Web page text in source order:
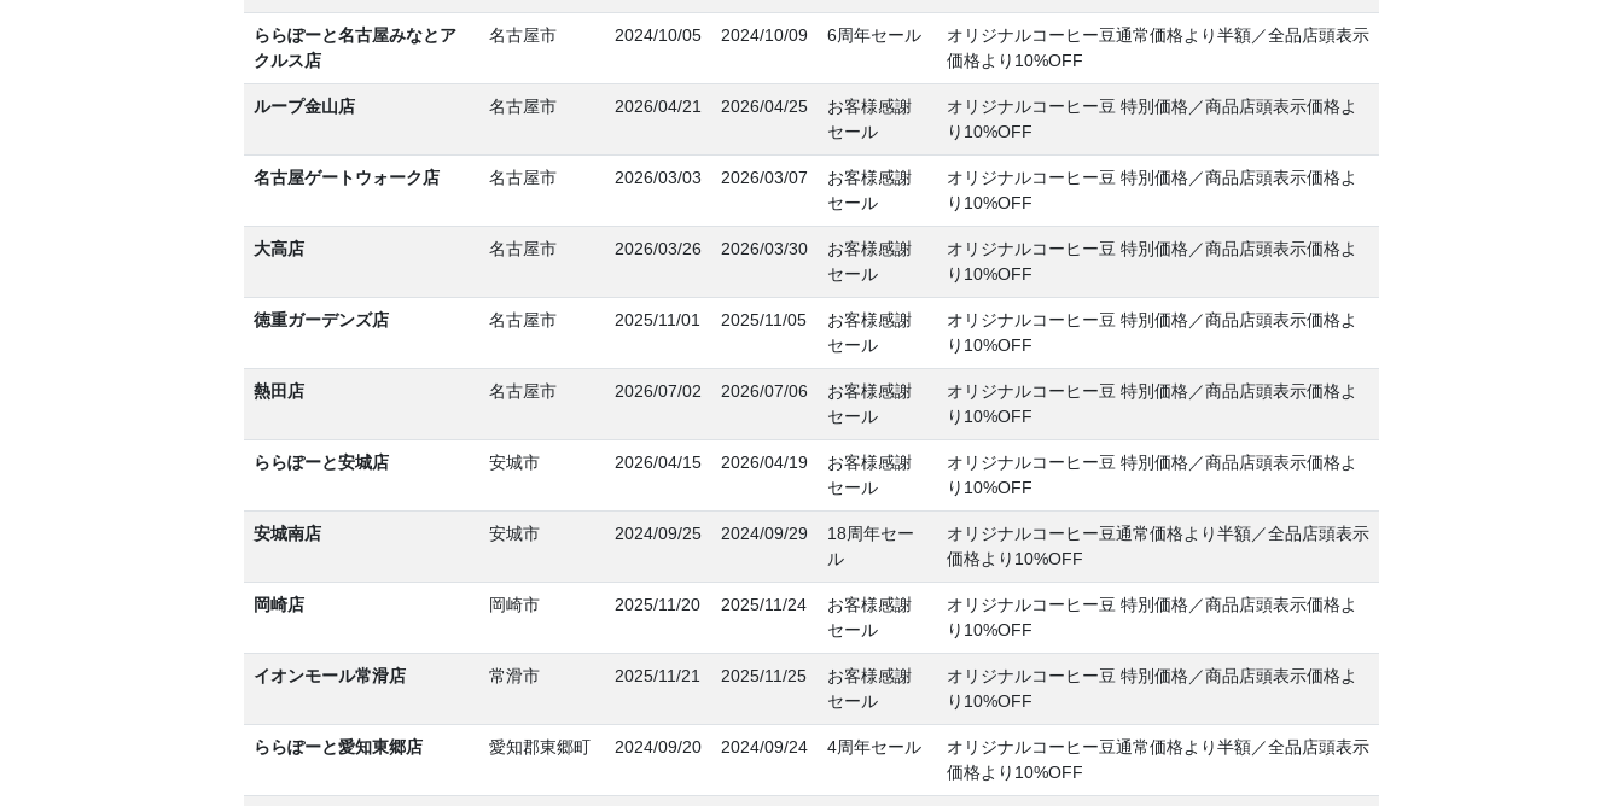
ららぽーと名古屋みなとア
クルス店
名古屋市 2024/10/05 2024/10/09 6周年セール
オリジナルコーヒー豆通常価格より半額／全品店頭表示
価格より10%OFF
ループ金山店 名古屋市 2026/04/21 2026/04/25
お客様感謝
セール
オリジナルコーヒー豆 特別価格／商品店頭表示価格よ
り10%OFF
名古屋ゲートウォーク店 名古屋市 2026/03/03 2026/03/07
お客様感謝
セール
オリジナルコーヒー豆 特別価格／商品店頭表示価格よ
り10%OFF
大高店 名古屋市 2026/03/26 2026/03/30
お客様感謝
セール
オリジナルコーヒー豆 特別価格／商品店頭表示価格よ
り10%OFF
徳重ガーデンズ店 名古屋市 2025/11/01 2025/11/05
お客様感謝
セール
オリジナルコーヒー豆 特別価格／商品店頭表示価格よ
り10%OFF
熱田店 名古屋市 2026/07/02 2026/07/06
お客様感謝
セール
オリジナルコーヒー豆 特別価格／商品店頭表示価格よ
り10%OFF
ららぽーと安城店 安城市 2026/04/15 2026/04/19
お客様感謝
セール
オリジナルコーヒー豆 特別価格／商品店頭表示価格よ
り10%OFF
安城南店 安城市 2024/09/25 2024/09/29
18周年セー
ル
オリジナルコーヒー豆通常価格より半額／全品店頭表示
価格より10%OFF
岡崎店 岡崎市 2025/11/20 2025/11/24
お客様感謝
セール
オリジナルコーヒー豆 特別価格／商品店頭表示価格よ
り10%OFF
イオンモール常滑店 常滑市 2025/11/21 2025/11/25
お客様感謝
セール
オリジナルコーヒー豆 特別価格／商品店頭表示価格よ
り10%OFF
ららぽーと愛知東郷店 愛知郡東郷町 2024/09/20 2024/09/24 4周年セール
オリジナルコーヒー豆通常価格より半額／全品店頭表示
価格より10%OFF